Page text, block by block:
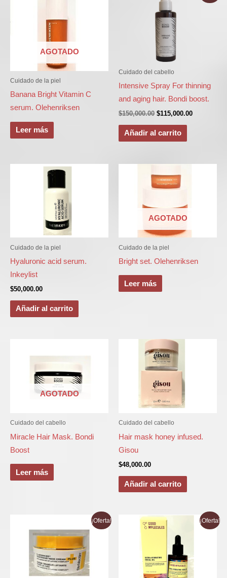
AGOTADO
Cuidado de la piel
Banana Bright Vitamin C
serum. Olehenriksen
Leer más
Cuidado del cabello
Intensive Spray For thinning
and aging hair. Bondi boost.
$150,000.00
original
era:
$150,000.00.
$115,000.00
Añadir al carrito
Cuidado de la piel
Hyaluronic acid serum.
Inkeylist
$50,000.00
Añadir al carrito
AGOTADO
Cuidado de la piel
Bright set. Olehenriksen
Leer más
AGOTADO
Cuidado del cabello
Miracle Hair Mask. Bondi
Boost
Leer más
Cuidado del cabello
Hair mask honey infused.
Gisou
$48,000.00
Añadir al carrito
¡Oferta!
original
era:
$335,000.00.
precio
actual
$190,000.00.
¡Oferta!
El
precio
original
$90,000.00.
precio
$45,000.00.